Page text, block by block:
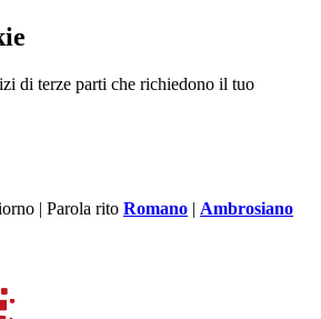
di terze parti che richiedono il tuo
| Parola rito Romano | Ambrosiano